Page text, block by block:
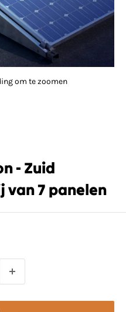
om te zoomen
- Zuid
van 7 panelen